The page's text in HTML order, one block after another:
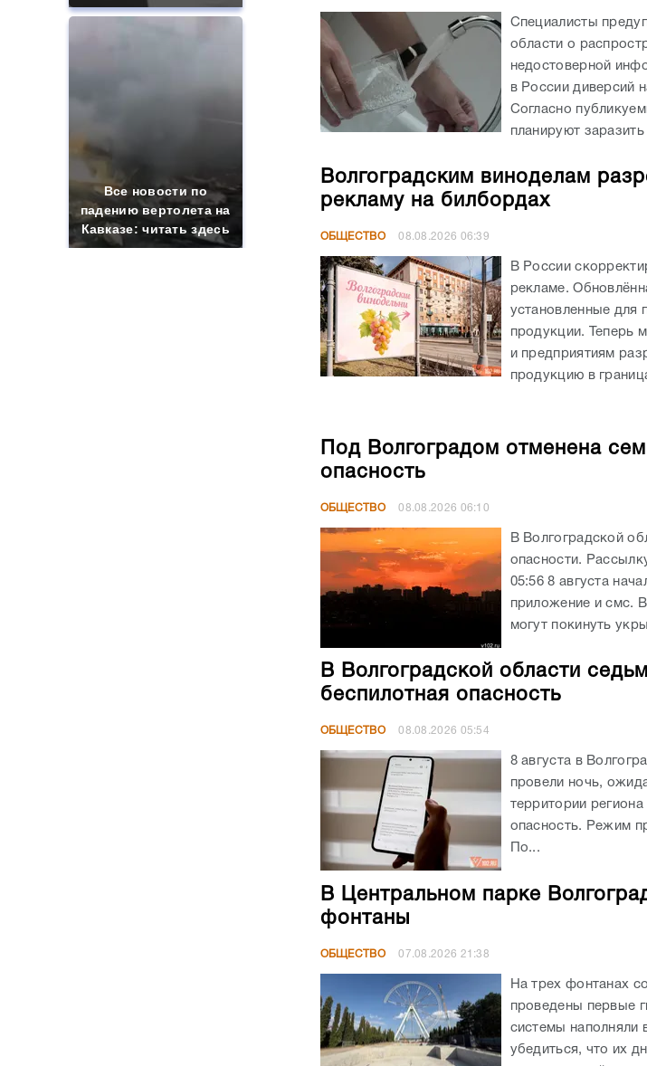
Все новости по
падению вертолета на
Кавказе: читать здесь
Специалисты
области о
недостоверной
в России диверсий
Согласно
планируют
Волгоградским виноделам
рекламу на билбордах
ОБЩЕСТВО 08.08.2026 06:39
В России
рекламе.
установленные для
продукции. Теперь
и предприятиям
продукцию в
Под Волгоградом отменена
опасность
ОБЩЕСТВО 08.08.2026 06:10
В Волгоградской
опасности.
05:56 8 августа
приложение и смс.
могут покинуть
В Волгоградской области
беспилотная опасность
ОБЩЕСТВО 08.08.2026 05:54
8 августа в
провели ночь,
территории
опасность. Режим
По...
В Центральном парке
фонтаны
ОБЩЕСТВО 07.08.2026 21:38
На трех фонтанах
проведены первые
системы наполняли
убедиться, что их